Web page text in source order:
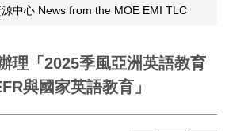
中心 News from the MOE EMI TLC
理「2025季風亞洲英語教育
與國家英語教育」